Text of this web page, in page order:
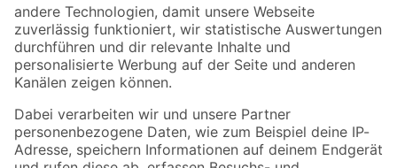
Zur Newsletter Anmeldung
Folge uns
Zahlungsarten Versandarten